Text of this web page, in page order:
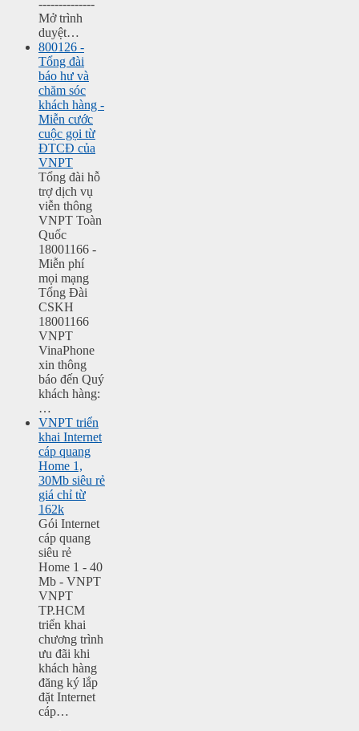
--------------
Mở trình
duyệt…
800126 -
Tổng đài
báo hư và
chăm sóc
khách hàng -
Miễn cước
cuộc gọi từ
ĐTCĐ của
VNPT
Tổng đài hỗ
trợ dịch vụ
viễn thông
VNPT Toàn
Quốc
18001166 -
Miễn phí
mọi mạng
Tổng Đài
CSKH
18001166
VNPT
VinaPhone
xin thông
báo đến Quý
khách hàng:
…
VNPT triển
khai Internet
cáp quang
Home 1,
30Mb siêu rẻ
giá chỉ từ
162k
Gói Internet
cáp quang
siêu rẻ
Home 1 - 40
Mb - VNPT
VNPT
TP.HCM
triển khai
chương trình
ưu đãi khi
khách hàng
đăng ký lắp
đặt Internet
cáp…